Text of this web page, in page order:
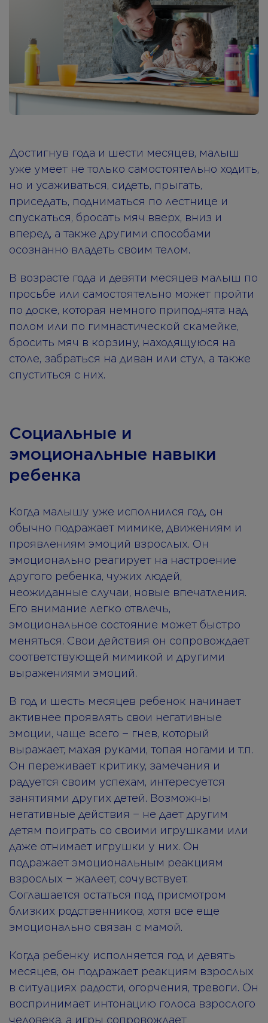
Достигнув года и шести месяцев, малыш
уже умеет не только самостоятельно ходить,
но и усаживаться, сидеть, прыгать,
приседать, подниматься по лестнице и
спускаться, бросать мяч вверх, вниз и
вперед, а также другими способами
осознанно владеть своим телом.
В возрасте года и девяти месяцев малыш по
просьбе или самостоятельно может пройти
по доске, которая немного приподнята над
полом или по гимнастической скамейке,
бросить мяч в корзину, находящуюся на
столе, забраться на диван или стул, а также
спуститься с них.
Социальные и
эмоциональные навыки
ребенка
Когда малышу уже исполнился год, он
обычно подражает мимике, движениям и
проявлениям эмоций взрослых. Он
эмоционально реагирует на настроение
другого ребенка, чужих людей,
неожиданные случаи, новые впечатления.
Его внимание легко отвлечь,
эмоциональное состояние может быстро
меняться. Свои действия он сопровождает
соответствующей мимикой и другими
выражениями эмоций.
В год и шесть месяцев ребенок начинает
активнее проявлять свои негативные
эмоции, чаще всего − гнев, который
выражает, махая руками, топая ногами и т.п.
Он переживает критику, замечания и
радуется своим успехам, интересуется
занятиями других детей. Возможны
негативные действия − не дает другим
детям поиграть со своими игрушками или
даже отнимает игрушки у них. Он
подражает эмоциональным реакциям
взрослых − жалеет, сочувствует.
Соглашается остаться под присмотром
близких родственников, хотя все еще
эмоционально связан с мамой.
Когда ребенку исполняется год и девять
месяцев, он подражает реакциям взрослых
в ситуациях радости, огорчения, тревоги. Он
воспринимает интонацию голоса взрослого
человека, а игры сопровождает